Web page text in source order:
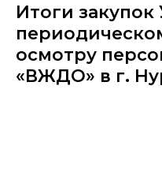
Итоги закупок
осмотру
«ВЖДО» в г.